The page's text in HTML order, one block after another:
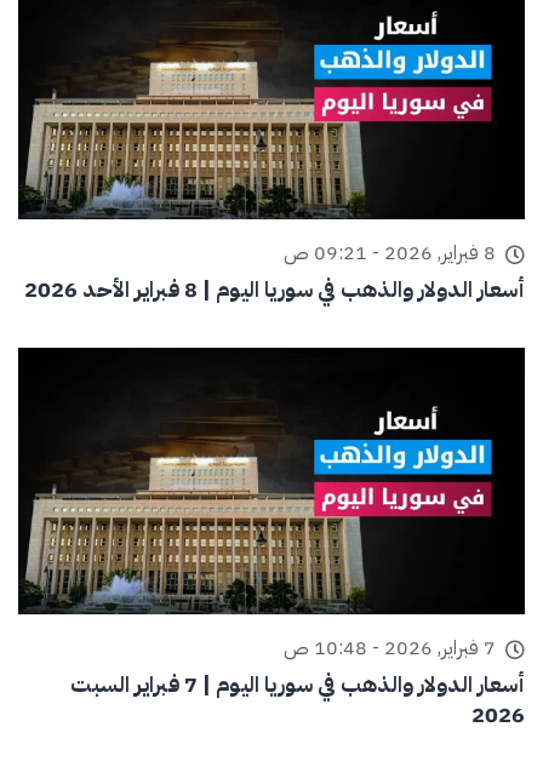
8 فبراير, 2026 - 09:21 ص
أسعار الدولار والذهب في سوريا اليوم | 8 فبراير الأحد 2026
7 فبراير, 2026 - 10:48 ص
أسعار الدولار والذهب في سوريا اليوم | 7 فبراير السبت
2026